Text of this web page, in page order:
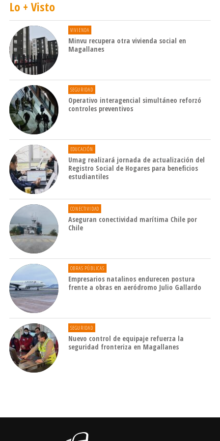
Lo + Visto
VIVIENDA
Minvu recupera otra vivienda social en
Magallanes
SEGURIDAD
Operativo interagencial simultáneo reforzó
controles preventivos
EDUCACIÓN
Umag realizará jornada de actualización del
Registro Social de Hogares para beneficios
estudiantiles
CONECTIVIDAD
Aseguran conectividad marítima Chile por
Chile
OBRAS PÚBLICAS
Empresarios natalinos endurecen postura
frente a obras en aeródromo Julio Gallardo
SEGURIDAD
Nuevo control de equipaje refuerza la
seguridad fronteriza en Magallanes